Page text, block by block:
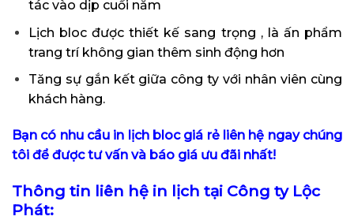
tác vào dịp cuối năm
Lịch bloc được thiết kế sang trọng , là ấn phẩm
trang trí không gian thêm sinh động hơn
Tăng sự gắn kết giữa công ty với nhân viên cùng
khách hàng.
Bạn có nhu cầu in lịch bloc giá rẻ liên hệ ngay chúng
tôi để được tư vấn và báo giá ưu đãi nhất!
Thông tin liên hệ in lịch tại Công ty Lộc
Phát: